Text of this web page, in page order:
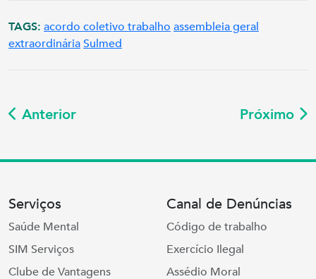
TAGS: acordo coletivo trabalho assembleia geral
extraordináriaSulmed
Anterior Próximo
Serviços
Saúde Mental
SIM Serviços
Clube de Vantagens
Canal de Denúncias
Código de trabalho
Exercício Ilegal
Assédio Moral